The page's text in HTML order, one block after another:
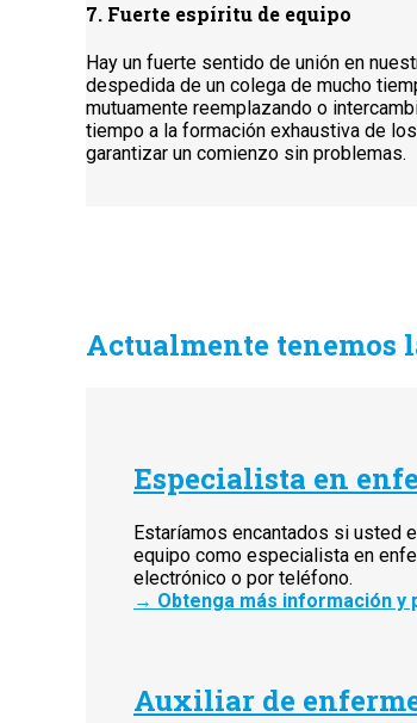
7. Fuerte espíritu de equipo
Hay un fuerte sentido de unión en
despedida de un colega de mucho
mutuamente reemplazando o
tiempo a la formación exhaustiva de
garantizar un comienzo sin problemas.
Actualmente tenemos
Especialista en
Estaríamos encantados si usted
equipo como especialista en
electrónico o por teléfono.
→ Obtenga más información
Auxiliar de